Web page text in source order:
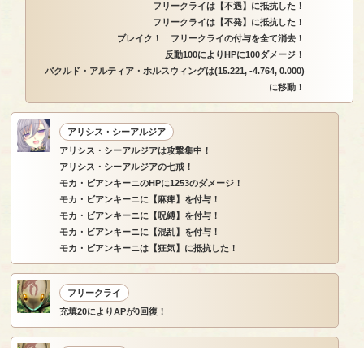
フリークライは【不遇】に抵抗した！
フリークライは【不発】に抵抗した！
ブレイク！ フリークライの付与を全て消去！
反動100によりHPに100ダメージ！
バクルド・アルティア・ホルスウィングは(15.221, -4.764, 0.000)
に移動！
アリシス・シーアルジア
アリシス・シーアルジアは攻撃集中！
アリシス・シーアルジアの七戒！
モカ・ビアンキーニのHPに1253のダメージ！
モカ・ビアンキーニに【麻痺】を付与！
モカ・ビアンキーニに【呪縛】を付与！
モカ・ビアンキーニに【混乱】を付与！
モカ・ビアンキーニは【狂気】に抵抗した！
フリークライ
充填20によりAPが0回復！